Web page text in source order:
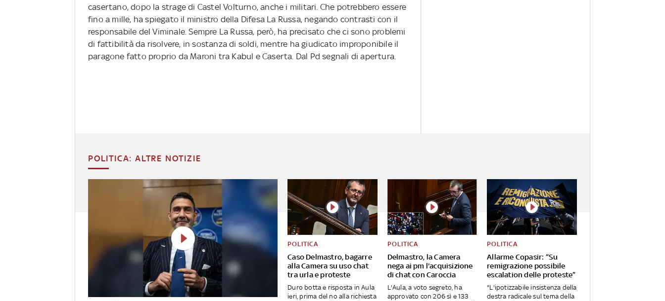
casertano, dopo la strage di Castel Volturno, anche i militari. Che potrebbero essere
fino a mille, ha spiegato il ministro della Difesa La Russa, negando contrasti con il
responsabile del Viminale. Sempre La Russa, però, ha precisato che ci sono problemi
di fattibilità da risolvere, in sostanza di soldi, mentre ha giudicato improponibile il
paragone fatto proprio da Maroni tra Kabul e Caserta. Dal Pd segnali di apertura.
POLITICA: ALTRE NOTIZIE
Caso Delmastro, bagarre
alla Camera su uso chat
tra urla e proteste
POLITICA
Duro botta e risposta in Aula
ieri, prima del no alla richiesta
Delmastro, la Camera
nega ai pm l'acquisizione
di chat con Caroccia
POLITICA
L'Aula, a voto segreto, ha
approvato con 206 sì e 133
Allarme Copasir: “Su
remigrazione possibile
escalation delle proteste”
POLITICA
"L'ipotizzabile insistenza della
destra radicale sul tema della